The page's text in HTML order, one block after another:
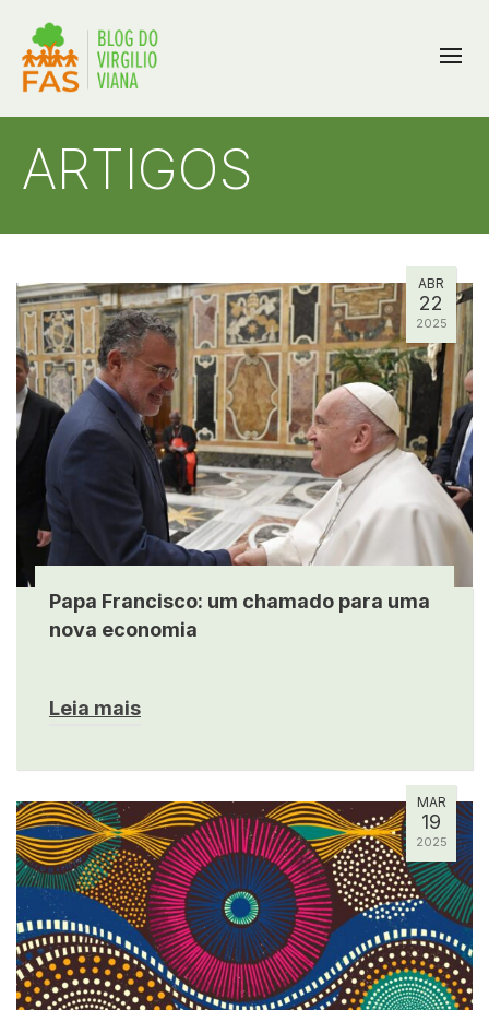
ARTIGOS
ABR
22
2025
Papa Francisco: um chamado para uma
nova economia
Leia mais
MAR
19
2025